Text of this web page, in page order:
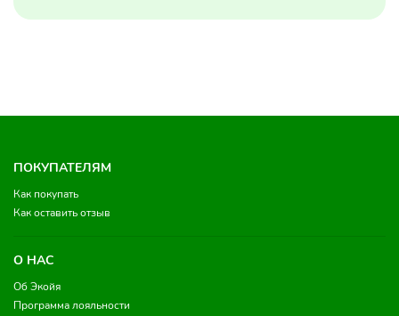
ПОКУПАТЕЛЯМ
Как покупать
Как оставить отзыв
О НАС
Об Экойя
Программа лояльности